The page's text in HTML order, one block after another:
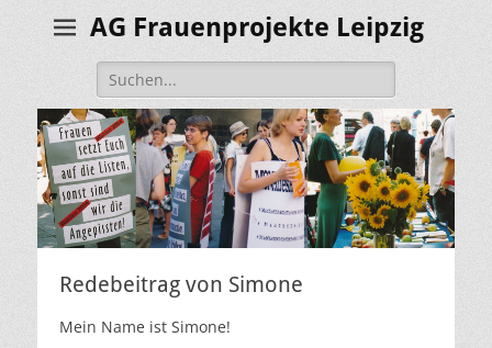
AG Frauenprojekte Leipzig
Suche
nach:
Redebeitrag von Simone
Mein Name ist Simone!